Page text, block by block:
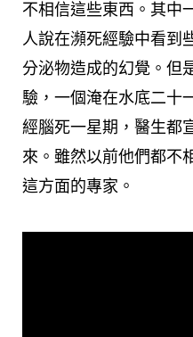
不相信這些東西。其中
人說在瀕死經驗中看到
分泌物造成的幻覺。但
驗，一個淹在水底二十
經腦死一星期，醫生都
來。雖然以前他們都不
這方面的專家。